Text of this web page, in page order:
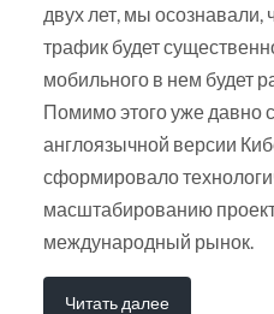
двух лет, мы
трафик будет
мобильного в нем будет
Помимо этого уже давно
англоязычной версии
сформировало
масштабированию
международный рынок.
Читать далее